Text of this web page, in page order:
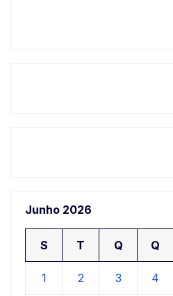
Junho 2026
S T Q Q
1 2 3 4